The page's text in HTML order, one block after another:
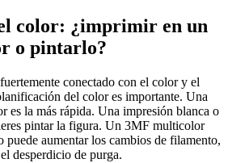
color: ¿imprimir en un
o pintarlo?
conectado con el color y el
del color es importante. Una
es la más rápida. Una impresión blanca o
pintar la figura. Un 3MF multicolor
puede aumentar los cambios de filamento,
desperdicio de purga.